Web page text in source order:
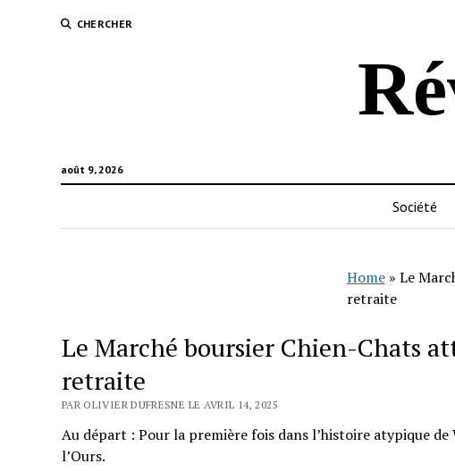
CHERCHER
août 9, 2026
Société
Home» Le
retraite
Le Marché boursier Chien-Chats
retraite
PAR OLIVIER DUFRESNE LE AVRIL 14, 2025
Au départ : Pour la première fois dans l’histoire atypique
l’Ours.